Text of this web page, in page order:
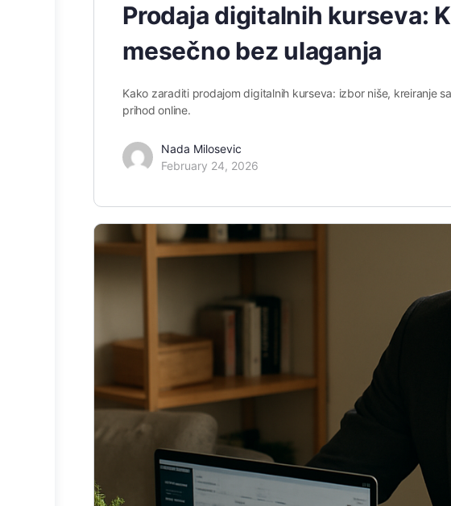
Prodaja digitalnih kurseva:
mesečno bez ulaganja
Kako zaraditi prodajom digitalnih kurseva: izbor niše, kreiranje
prihod online.
Nada Milosevic
February 24, 2026